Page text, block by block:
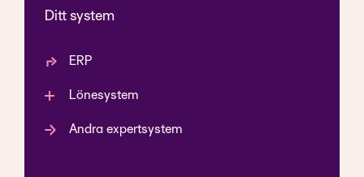
Ditt system
ERP
Lönesystem
Andra expertsystem